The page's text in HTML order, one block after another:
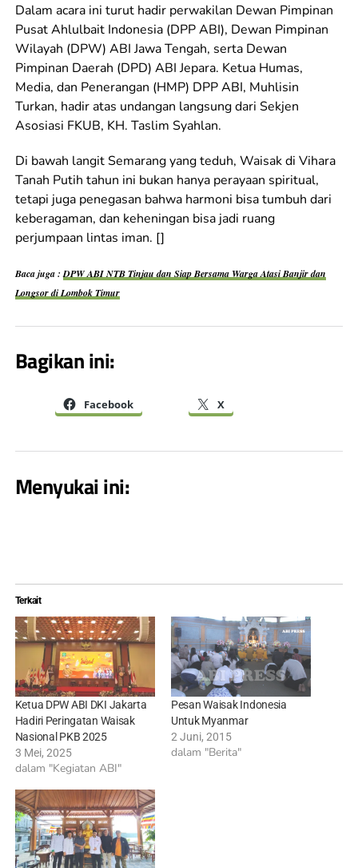
Dalam acara ini turut hadir perwakilan Dewan Pimpinan
Pusat Ahlulbait Indonesia (DPP ABI), Dewan Pimpinan
Wilayah (DPW) ABI Jawa Tengah, serta Dewan
Pimpinan Daerah (DPD) ABI Jepara. Ketua Humas,
Media, dan Penerangan (HMP) DPP ABI, Muhlisin
Turkan, hadir atas undangan langsung dari Sekjen
Asosiasi FKUB, KH. Taslim Syahlan.
Di bawah langit Semarang yang teduh, Waisak di Vihara
Tanah Putih tahun ini bukan hanya perayaan spiritual,
tetapi juga penegasan bahwa harmoni bisa tumbuh dari
keberagaman, dan keheningan bisa jadi ruang
perjumpaan lintas iman. []
Baca juga :DPW ABI NTB Tinjau dan Siap Bersama Warga Atasi Banjir dan
Longsor di Lombok Timur
Bagikan ini:
Facebook X
Menyukai ini:
Terkait
Ketua DPW ABI DKI Jakarta
Hadiri Peringatan Waisak
Nasional PKB 2025
3 Mei, 2025
dalam "Kegiatan ABI"
Pesan Waisak Indonesia
Untuk Myanmar
2 Juni, 2015
dalam "Berita"